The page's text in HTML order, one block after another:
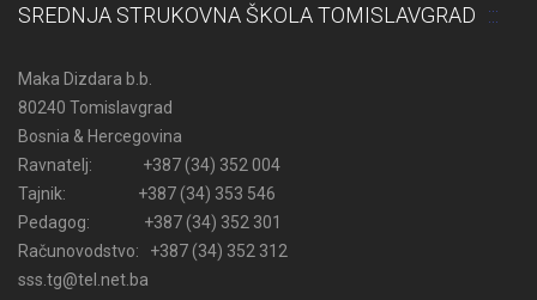
SREDNJA STRUKOVNA ŠKOLA TOMISLAVGRAD
Maka Dizdara b.b.
80240 Tomislavgrad
Bosnia & Hercegovina
Ravnatelj: +387 (34) 352 004
Tajnik: +387 (34) 353 546
Pedagog: +387 (34) 352 301
Računovodstvo: +387 (34) 352 312
sss.tg@tel.net.ba